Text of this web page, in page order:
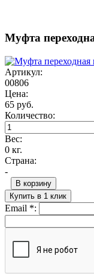
Муфта
Артикул:
00806
Цена:
65 руб.
Количество:
Вес:
0 кг.
Страна:
-
В корзину
Купить в 1 клик
Email *: